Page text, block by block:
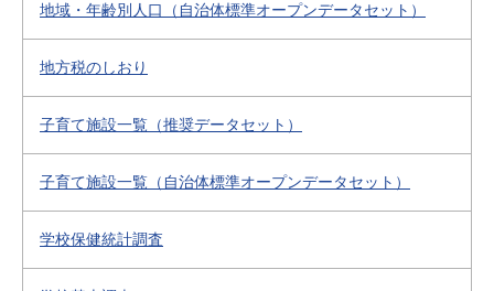
地域・年齢別人口（自治体標準オープンデータセット）
地方税のしおり
子育て施設一覧（推奨データセット）
子育て施設一覧（自治体標準オープンデータセット）
学校保健統計調査